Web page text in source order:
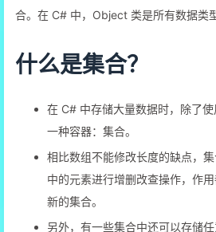
合。在 C# 中，Object 类是所有数据类
什么是集合？
在 C# 中存储大量数据时，除了
一种容器：集合。
相比数组不能修改长度的缺点，
中的元素进行增删改查操作，作
新的集合。
另外，有一些集合中还可以存储任